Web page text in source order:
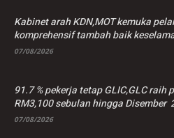
Kabinet arah KDN,MOT kemuka
komprehensif tambah baik
07/08/2026
91.7 % pekerja tetap GLIC,GLC raih
RM3,100 sebulan hingga Disember
07/08/2026